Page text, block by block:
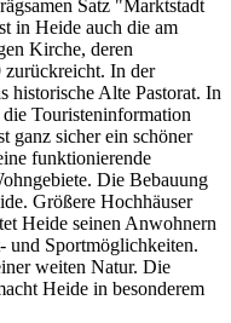
Satz "Marktstadt
in Heide auch die am
Kirche, deren
zurückreicht. In der
historische Alte Pastorat. In
Touristeninformation
ganz sicher ein schöner
funktionierende
Die Bebauung
Größere Hochhäuser
Heide seinen Anwohnern
und Sportmöglichkeiten.
weiten Natur. Die
Heide in besonderem